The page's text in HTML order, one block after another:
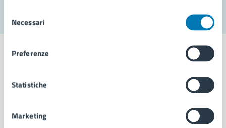
delNecessari
Preferenze
Statistiche
Marketing
Comune di Napoli
AMMINISTRAZIONE